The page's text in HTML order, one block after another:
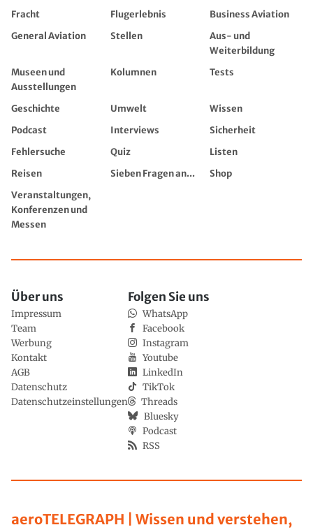
Fracht
Flugerlebnis
Business Aviation
General Aviation
Stellen
Aus- und
Weiterbildung
Museen und
Ausstellungen
Kolumnen Tests
Geschichte Umwelt
Wissen
Podcast
Interviews
Sicherheit
Fehlersuche
Quiz
Listen
Reisen
Sieben Fragen an...
Shop
Veranstaltungen,
Konferenzen und
Messen
aeroTELEGRAPH | Wissen und verstehen,
Über uns
Impressum
Team
Werbung
Kontakt
AGB
Datenschutz
Datenschutzeinstellungen
Folgen Sie uns
WhatsApp
Facebook
Instagram
Youtube
LinkedIn
TikTok
Threads
Bluesky
Podcast
RSS